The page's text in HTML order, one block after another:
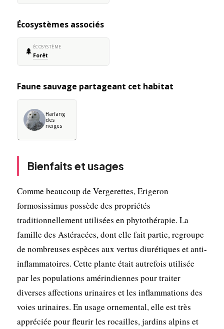
Écosystèmes associés
🌲 ÉCOSYSTÈME
Forêt
Faune sauvage partageant cet habitat
Harfang
des
neiges
Bienfaits et usages
Comme beaucoup de Vergerettes, Erigeron
formosissimus possède des propriétés
traditionnellement utilisées en phytothérapie. La
famille des Astéracées, dont elle fait partie, regroupe
de nombreuses espèces aux vertus diurétiques et anti-
inflammatoires. Cette plante était autrefois utilisée
par les populations amérindiennes pour traiter
diverses affections urinaires et les inflammations des
voies urinaires. En usage ornemental, elle est très
appréciée pour fleurir les rocailles, jardins alpins et